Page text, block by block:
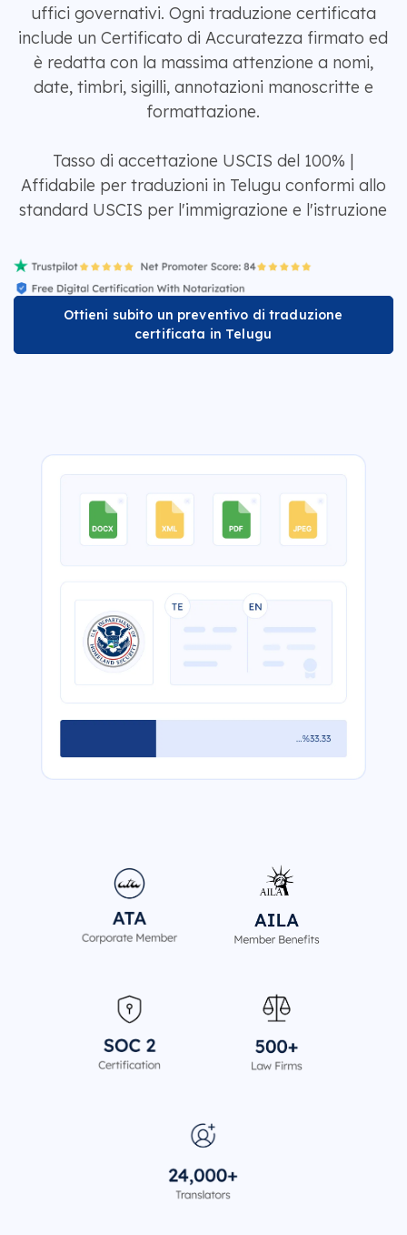
uffici governativi. Ogni traduzione certificata
include un Certificato di Accuratezza firmato ed
è redatta con la massima attenzione a nomi,
date, timbri, sigilli, annotazioni manoscritte e
formattazione.
Tasso di accettazione USCIS del 100% |
Affidabile per traduzioni in Telugu conformi allo
standard USCIS per l'immigrazione e l'istruzione
Ottieni subito un preventivo di traduzione
certificata in Telugu